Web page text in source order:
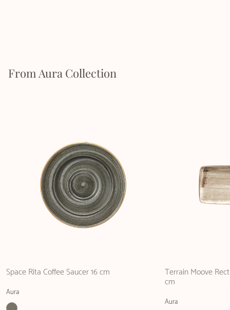
From Aura Collection
Space Rita Coffee Saucer 16 cm
Aura
Terrain Moove
cm
Aura